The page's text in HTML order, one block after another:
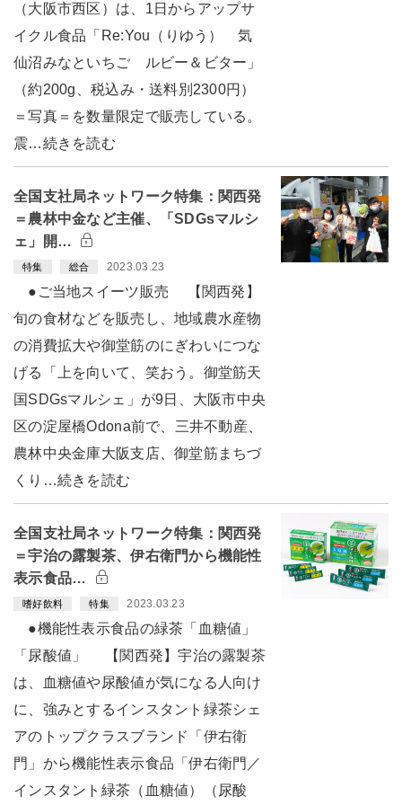
（大阪市西区）は、1日からアップサ
イクル食品「Re:You（りゆう） 気
仙沼みなといちご ルビー＆ビター」
（約200g、税込み・送料別2300円）
＝写真＝を数量限定で販売している。
震…続きを読む
全国支社局ネットワーク特集：関西発
＝農林中金など主催、「SDGsマルシ
ェ」開…
特集 総合 2023.03.23
●ご当地スイーツ販売 【関西発】
旬の食材などを販売し、地域農水産物
の消費拡大や御堂筋のにぎわいにつな
げる「上を向いて、笑おう。御堂筋天
国SDGsマルシェ」が9日、大阪市中央
区の淀屋橋Odona前で、三井不動産、
農林中央金庫大阪支店、御堂筋まちづ
くり…続きを読む
全国支社局ネットワーク特集：関西発
＝宇治の露製茶、伊右衛門から機能性
表示食品…
嗜好飲料 特集 2023.03.23
●機能性表示食品の緑茶「血糖値」
「尿酸値」 【関西発】宇治の露製茶
は、血糖値や尿酸値が気になる人向け
に、強みとするインスタント緑茶シェ
アのトップクラスブランド「伊右衛
門」から機能性表示食品「伊右衛門／
インスタント緑茶（血糖値）（尿酸